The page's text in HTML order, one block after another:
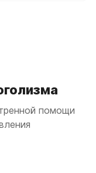
помощи